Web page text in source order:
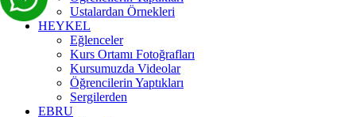
Ustalardan Örnekleri
HEYKEL
Eğlenceler
Kurs Ortamı Fotoğrafları
Kursumuzda Videolar
Öğrencilerin Yaptıkları
Sergilerden
EBRU